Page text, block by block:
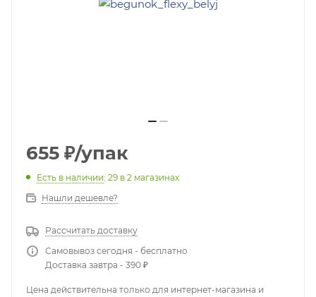
655 ₽/упак
Есть в наличии: 29 в 2 магазинах
Нашли дешевле?
Рассчитать доставку
Самовывоз сегодня - бесплатно
Доставка завтра - 390 ₽
Цена действительна только для интернет-магазина и